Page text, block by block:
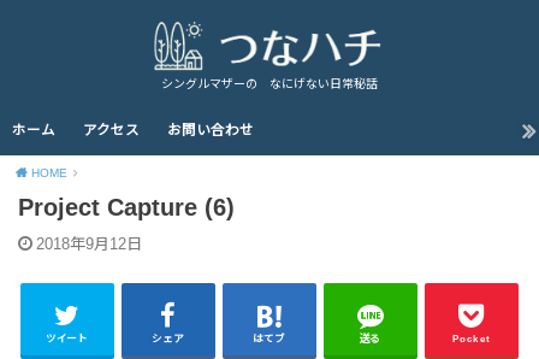
シングルマザーの なにげない日常秘話
ホーム アクセス お問い合わせ
HOME
Project Capture (6)
2018年9月12日
ツイート シェア はてブ 送る Pocket